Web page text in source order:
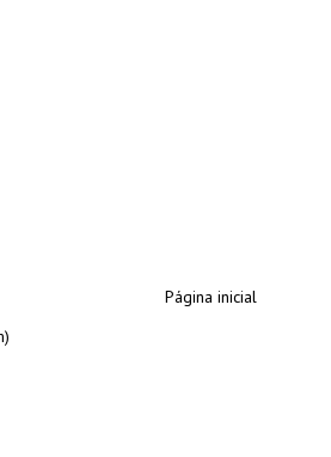
Página inicial